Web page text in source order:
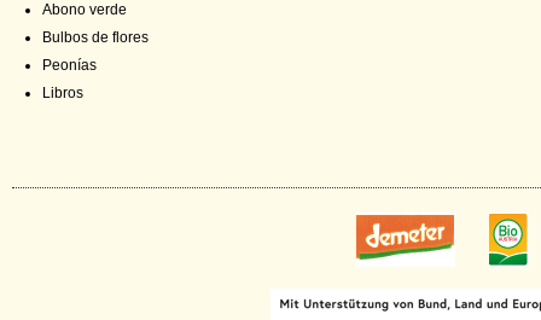
Abono verde
Bulbos de flores
Peonías
Libros